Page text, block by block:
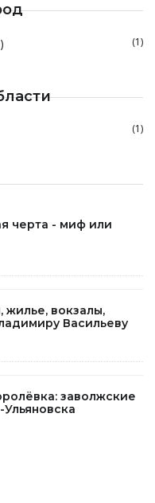
(1)
(1)
черта - миф или
жилье, вокзалы,
Васильеву
заволжские